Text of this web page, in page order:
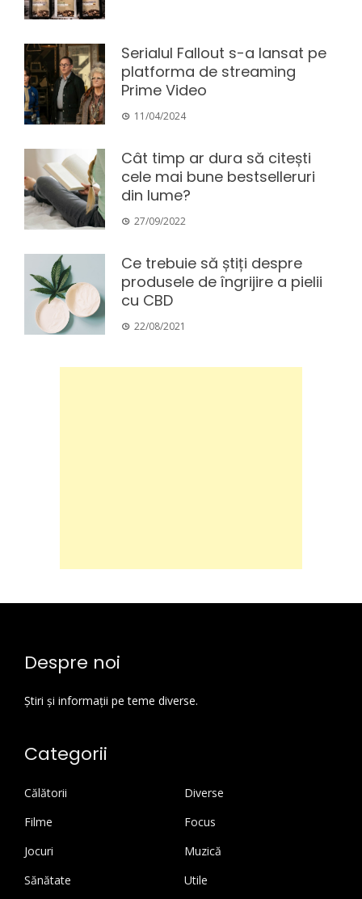
Serialul Fallout s-a lansat pe
platforma de streaming
Prime Video
11/04/2024
Cât timp ar dura să citești
cele mai bune bestselleruri
din lume?
27/09/2022
Ce trebuie să știți despre
produsele de îngrijire a pielii
cu CBD
22/08/2021
Despre noi
Știri și informații pe teme diverse.
Categorii
Călătorii
Diverse
Filme
Focus
Jocuri
Muzică
Sănătate
Utile